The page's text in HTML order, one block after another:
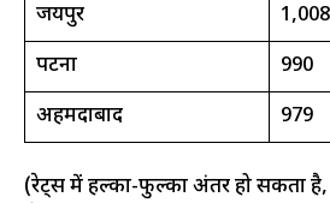
जयपुर
1,008
पटना
990
अहमदाबाद
979
(रेट्स में हल्का-फुल्का अंतर हो सकता